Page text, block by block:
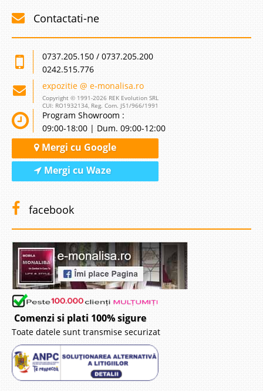
Contactati-ne
0737.205.150 / 0737.205.200
0242.515.776
expozitie @ e-monalisa.ro
Copyright © 1991-2026 REK Evolution SRL
CUI: RO1932134, Reg. Com. J51/966/1991
Program Showroom :
09:00-18:00 | Dum. 09:00-12:00
Mergi cu Google
Mergi cu Waze
facebook
Comenzi si plati 100% sigure
Toate datele sunt transmise securizat